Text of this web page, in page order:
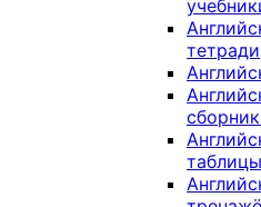
тетради
таблицы